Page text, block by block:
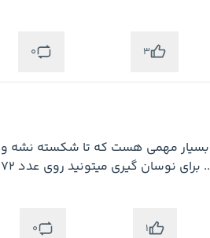
3
0
گیری میتونید روی عدد 5772 بررسی کنید
1
0